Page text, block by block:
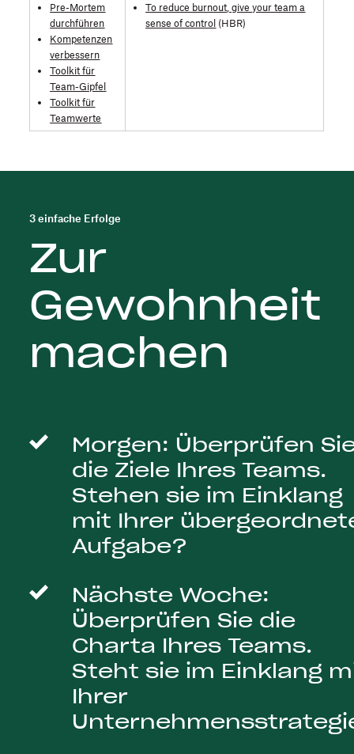
Pre-Mortem
durchführen
Kompetenzen
verbessern
Toolkit für
Team-Gipfel
Toolkit für
Teamwerte
To reduce burnout, give your team a
sense of control (HBR)
3 einfache Erfolge
Zur
Gewohnheit
machen
Morgen: Überprüfen
die Ziele Ihres Teams.
Stehen sie im Einklang
mit Ihrer
Aufgabe?
Nächste Woche:
Überprüfen Sie die
Charta Ihres Teams.
Steht sie im Einklang
Ihrer